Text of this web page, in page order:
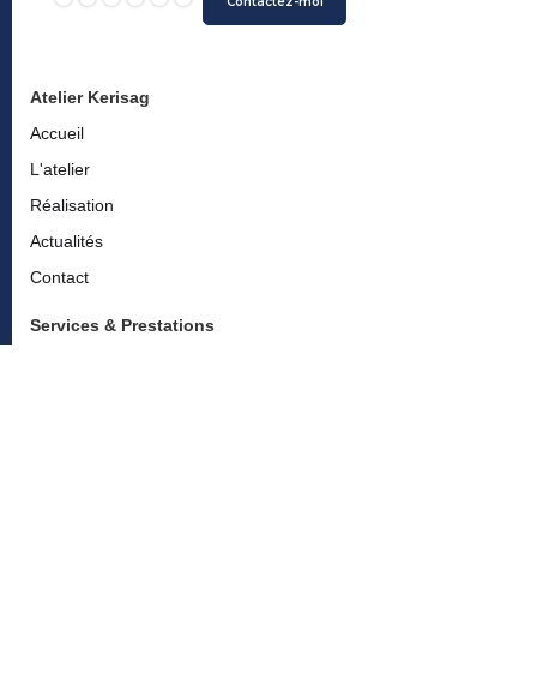
Atelier Kerisag
Accueil
L'atelier
Réalisation
Actualités
Contact
Services & Prestations